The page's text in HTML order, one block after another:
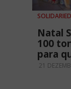
Natal
100
para
21